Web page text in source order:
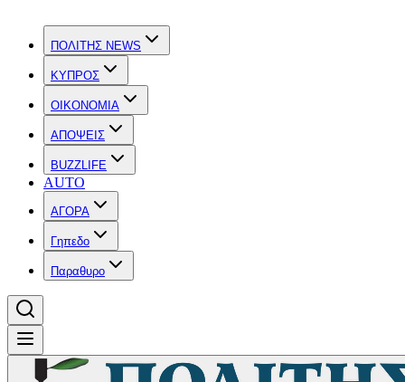
ΠΟΛΙΤΗΣ NEWS
ΚΥΠΡΟΣ
OIKONOMIA
ΑΠΟΨΕΙΣ
BUZZLIFE
AUTO
ΑΓΟΡΑ
Γηπεδο
Παραθυρο